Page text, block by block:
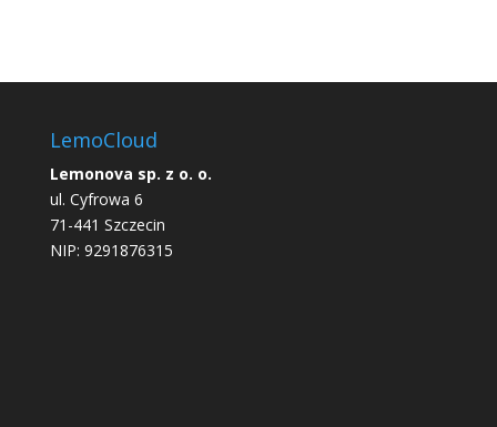
LemoCloud
Lemonova sp. z o. o.
ul. Cyfrowa 6
71-441 Szczecin
NIP: 9291876315